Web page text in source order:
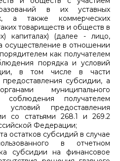
в их уставных
а также коммерческих
товариществ и обществ в
капиталах) (далее - лицо,
осуществление в отношении
как получателем
порядка и условий
в том числе в части
предоставления субсидии, а
муниципального
соблюдения получателем
предоставления
со статьями 268.1 и 269.2
Федерации;
остатков субсидий в случае
в отчетном
субсидии на финансовое